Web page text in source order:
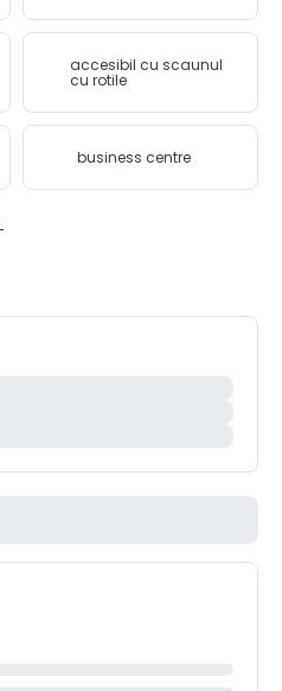
accesibil cu scaunul
cu rotile
business centre